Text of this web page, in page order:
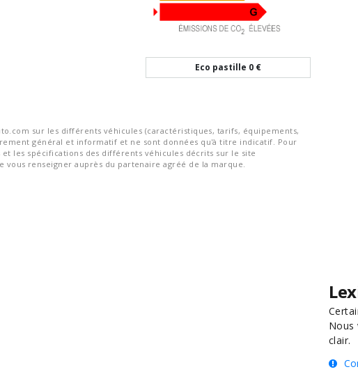
Eco pastille 0 €
sur les différents véhicules (caractéristiques, tarifs, équipements,
général et informatif et ne sont données qu'à titre indicatif. Pour
les spécifications des différents véhicules décrits sur le site
vous renseigner auprès du partenaire agréé de la marque.
Nous
clair.